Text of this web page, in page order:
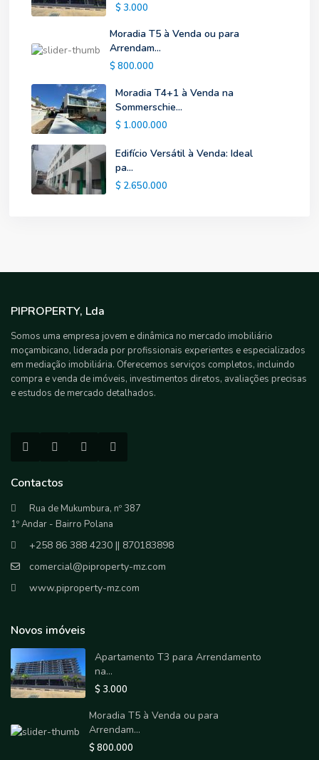
$ 3.000
Moradia T5 à Venda ou para
Arrendam...
$ 800.000
Moradia T4+1 à Venda na
Sommerschie...
$ 1.000.000
Edifício Versátil à Venda: Ideal
pa...
$ 2.650.000
PIPROPERTY, Lda
Somos uma empresa jovem e dinâmica no mercado imobiliário
moçambicano, liderada por profissionais experientes e especializados
em mediação imobiliária. Oferecemos serviços completos, incluindo
compra e venda de imóveis, investimentos diretos, avaliações precisas
e estudos de mercado detalhados.
Contactos
Rua de Mukumbura, nº 387
1º Andar - Bairro Polana
+258 86 388 4230 || 870183898
comercial@piproperty-mz.com
www.piproperty-mz.com
Novos imóveis
Apartamento T3 para Arrendamento
na...
$ 3.000
Moradia T5 à Venda ou para
Arrendam...
$ 800.000